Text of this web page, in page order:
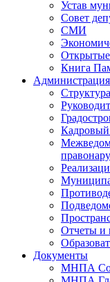
Устав
Совет
СМИ
Книга
Администрация
Кадровый
Отчеты и
Документы
МНПА